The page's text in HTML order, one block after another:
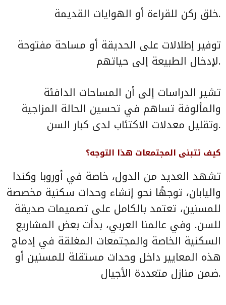
خلق ركن للقراءة أو الهوايات القديمة.
توفير إطلالات على الحديقة أو مساحة مفتوحة
لإدخال الطبيعة إلى حياتهم.
تشير الدراسات إلى أن المساحات الدافئة
والمألوفة تساهم في تحسين الحالة المزاجية
وتقليل معدلات الاكتئاب لدى كبار السن.
كيف تتبنى المجتمعات هذا التوجه؟
تشهد العديد من الدول، خاصة في أوروبا وكندا
واليابان، توجهًا نحو إنشاء وحدات سكنية مخصصة
للمسنين، تعتمد بالكامل على تصميمات صديقة
للسن. وفي عالمنا العربي، بدأت بعض المشاريع
السكنية الخاصة والمجتمعات المغلقة في إدماج
هذه المعايير داخل وحدات مستقلة للمسنين أو
ضمن منازل متعددة الأجيال.